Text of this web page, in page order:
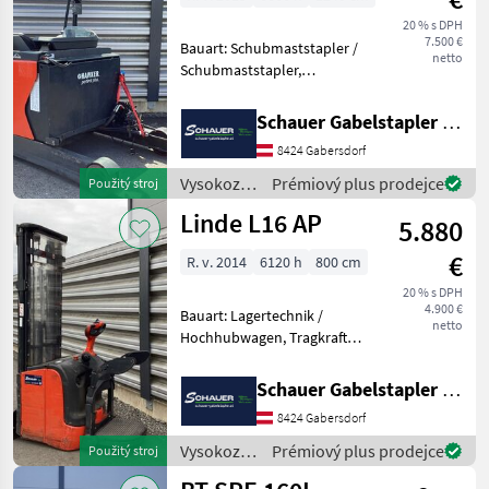
Použitý stroj
20 % s DPH
7.500 €
netto
Bauart: Schubmaststapler /
Schubmaststapler,
9255mm, Bauhöhe:
2080mm, Gabellänge:
1150mm, Batterie: Hawker
Bj. 2021 48V ,
Sonderausstatt
Schauer Gabelstapler GmbH
8424 Gabersdorf
Vysokozdvižné
vozíky a
skladová
Linde
Prémiový plus prodejce
Použitý stroj
Linde L16 AP
5.880
€
20 % s DPH
4.900 €
netto
R. v. 2014 6120 h 800 cm
Bauart: Lagertechnik /
Hochhubwagen, Tragkraft:
Bauhöhe: 2260mm,
Freihub: 1840mm,
Gabellänge: 1150mm,
Batterie: Hawker PzS Bj.
2019 24V 375A
Schauer Gabelstapler GmbH
8424 Gabersdorf
Vysokozdvižné
vozíky a
Prémiový plus prodejce